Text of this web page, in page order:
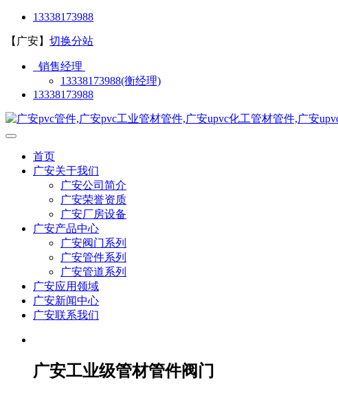
13338173988
【广安】 切换分站
销售经理
13338173988(衡经理)
13338173988
首页
广安关于我们
广安公司简介
广安荣誉资质
广安厂房设备
广安产品中心
广安阀门系列
广安管件系列
广安管道系列
广安应用领域
广安新闻中心
广安联系我们
广安工业级管材管件阀门